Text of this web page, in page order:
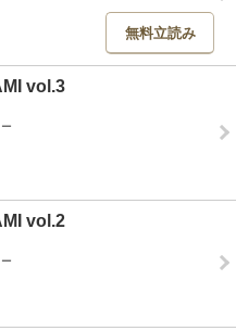
無料立読み
vol.3
vol.2